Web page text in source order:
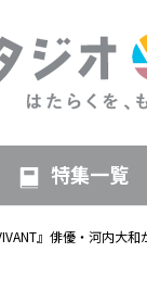
特集一覧
』俳優・河内大